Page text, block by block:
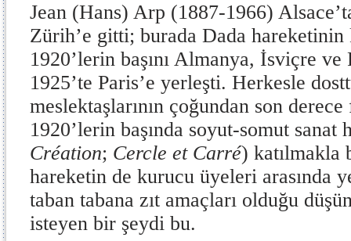
Jean (Hans) Arp (1887-1966)
Zürih’e gitti; burada Dada hareketinin
1920’lerin başını Almanya, İsviçre ve
1925’te Paris’e yerleşti. Herkesle
meslektaşlarının çoğundan son
1920’lerin başında soyut-somut sanat
Création; Cercle et Carré) katılmakla
hareketin de kurucu üyeleri arasında
taban tabana zıt amaçları olduğu
isteyen bir şeydi bu.